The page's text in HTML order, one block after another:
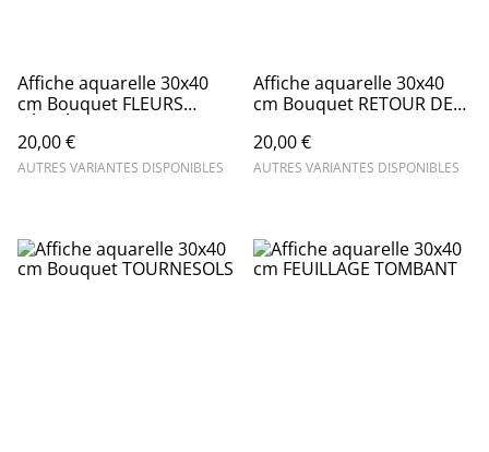
Affiche aquarelle 30x40
cm Bouquet FLEURS
20,00 €
AUTRES VARIANTES DISPONIBLES
Affiche aquarelle 30x40
cm Bouquet RETOUR DE
20,00 €
AUTRES VARIANTES DISPONIBLES